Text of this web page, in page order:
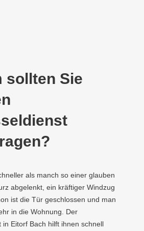
sollten Sie
als manch so einer glauben
abgelenkt, ein kräftiger Windzug
ist die Tür geschlossen und man
in die Wohnung. Der
in Eitorf Bach hilft ihnen schnell